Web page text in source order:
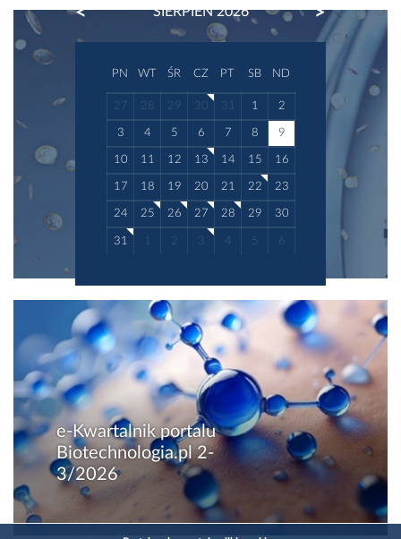
endemicznych małp...SIERPIEŃ 2026
PREVIOUS NEXT
PN WT ŚR CZ PT SB ND
27 28 29 30 31 1 2
3 4 5 6 7 8 9
10 11 12 13 14 15 16
17 18 19 20 21 22 23
24 25 26 27 28 29 30
31 1 2 3 4 5 6
e-Kwartalnik portalu
Biotechnologia.pl 2-
3/2026